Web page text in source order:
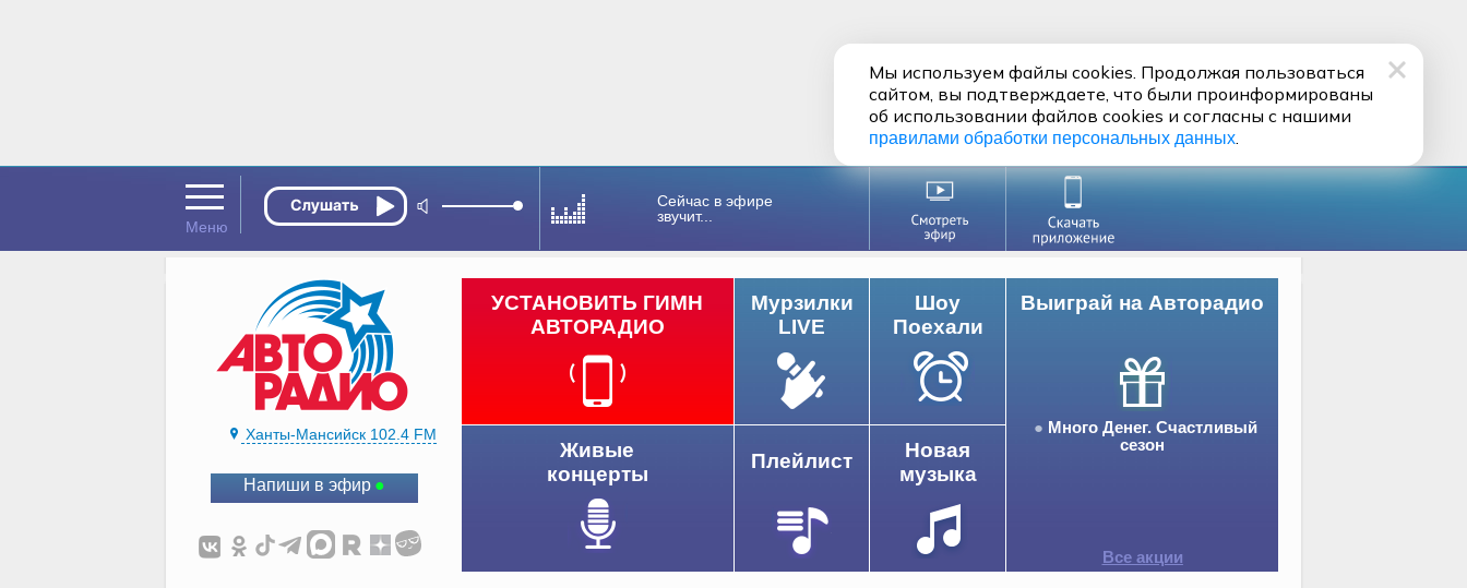
Сейчас в эфире
звучит...
Ханты-Мансийск 102.4 FM
Напиши в эфир
Выиграй на Авторадио
Много Денег. Счастливый
сезон
Все акции
УСТАНОВИТЬ ГИМН
АВТОРАДИО
Мурзилки
LIVE
Шоу
Поехали
Живые
концерты
Плейлист
Новая
музыка
Мы используем файлы cookies. Продолжая пользоваться
сайтом, вы подтверждаете, что были проинформированы
об использовании файлов cookies и согласны с нашими
правилами обработки персональных данных.